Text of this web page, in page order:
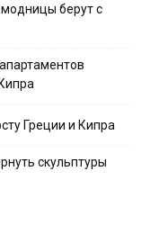
берут с
Греции и Кипра
скульптуры